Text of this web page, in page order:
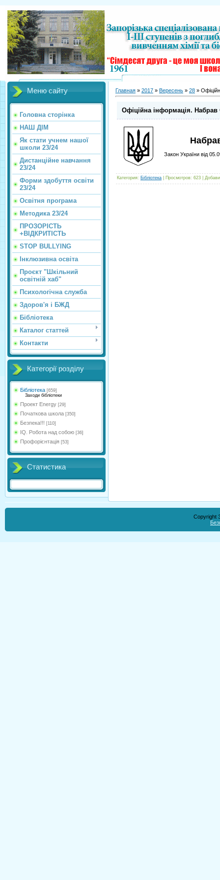
Меню сайту
Головна сторінка
НАШ ДІМ
Як стати учнем нашої
школи 23/24
Дистанційне навчання
23/24
Форми здобуття освіти
23/24
Освітня програма
Методика 23/24
ПРОЗОРІСТЬ
+ВІДКРИТІСТЬ
STOP BULLYING
Інклюзивна освіта
Проєкт "Шкільний
освітній хаб"
Психологічна служба
Здоров'я і БЖД
Бібліотека
Каталог статтей
Контакти
Категорії розділу
Бібліотека [659]
Заходи бібліотеки
Проект Energy [29]
Початкова школа [350]
Безпека!!! [110]
IQ. Робота над собою [36]
Профорієнтація [53]
Статистика
Главная » 2017 » Вересень » 28 »
Офіційна інформація. Набрав
Закон України від
Категория: Бібліотека Просмотров: 623
Copyright